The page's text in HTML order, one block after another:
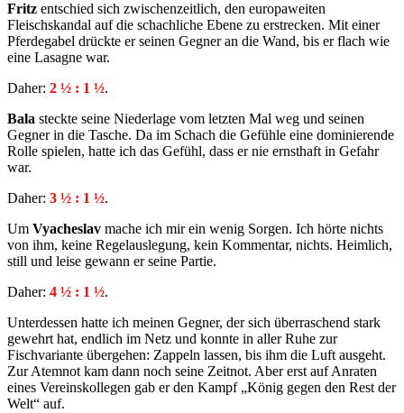
Fritz entschied sich zwischenzeitlich, den europaweiten
Fleischskandal auf die schachliche Ebene zu erstrecken. Mit einer
Pferdegabel drückte er seinen Gegner an die Wand, bis er flach wie
eine Lasagne war.
Daher: 2 ½ : 1 ½.
Bala steckte seine Niederlage vom letzten Mal weg und seinen
Gegner in die Tasche. Da im Schach die Gefühle eine dominierende
Rolle spielen, hatte ich das Gefühl, dass er nie ernsthaft in Gefahr
war.
Daher: 3 ½ : 1 ½.
Um Vyacheslav mache ich mir ein wenig Sorgen. Ich hörte nichts
von ihm, keine Regelauslegung, kein Kommentar, nichts. Heimlich,
still und leise gewann er seine Partie.
Daher: 4 ½ : 1 ½.
Unterdessen hatte ich meinen Gegner, der sich überraschend stark
gewehrt hat, endlich im Netz und konnte in aller Ruhe zur
Fischvariante übergehen: Zappeln lassen, bis ihm die Luft ausgeht.
Zur Atemnot kam dann noch seine Zeitnot. Aber erst auf Anraten
eines Vereinskollegen gab er den Kampf „König gegen den Rest der
Welt“ auf.